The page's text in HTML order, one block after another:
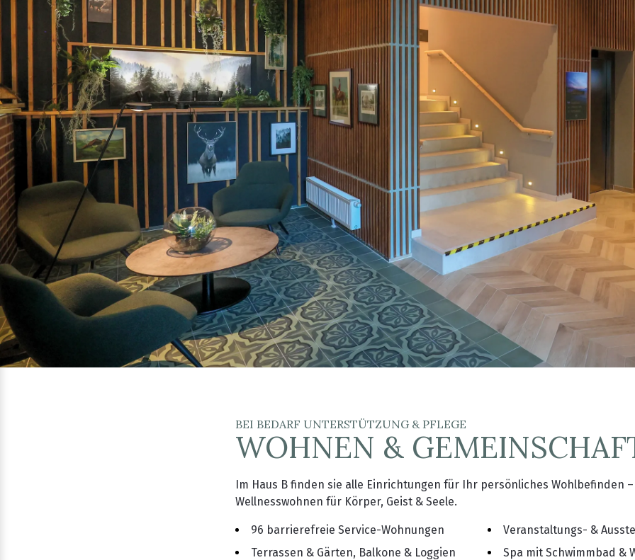
BEI BEDARF UNTERSTÜTZUNG & PFLEGE
WOHNEN &
Im Haus B finden sie alle Einrichtungen für Ihr persönliches Wohlbefinden –
Wellnesswohnen für Körper, Geist & Seele.
96 barrierefreie Service-Wohnungen
Terrassen & Gärten, Balkone & Loggien
Veranstaltungs- &
Spa mit Schwimmbad &